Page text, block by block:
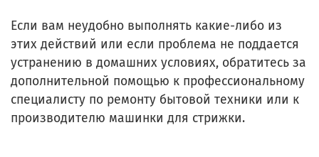
Если вам неудобно выполнять какие-либо из
этих действий или если проблема не поддается
устранению в домашних условиях, обратитесь за
дополнительной помощью к профессиональному
специалисту по ремонту бытовой техники или к
производителю машинки для стрижки.